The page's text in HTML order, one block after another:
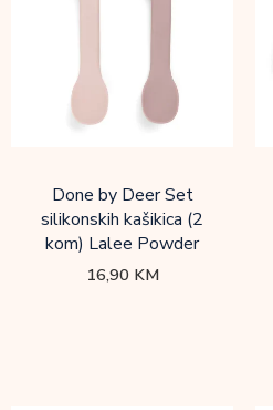
Done by Deer Set
silikonskih kašikica (2
kom) Lalee Powder
16,90 KM